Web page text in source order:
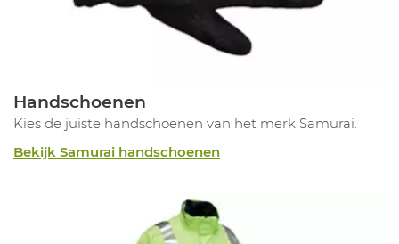
Handschoenen
Kies de juiste handschoenen van het merk Samurai.
Bekijk Samurai handschoenen